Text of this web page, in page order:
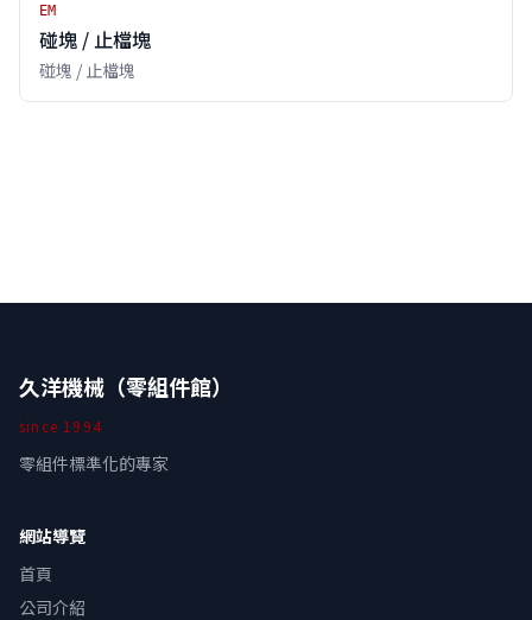
EM
碰塊 / 止檔塊
碰塊 / 止檔塊
久洋機械（零組件館）
since 1994
零組件標準化的專家
網站導覽
首頁
公司介紹